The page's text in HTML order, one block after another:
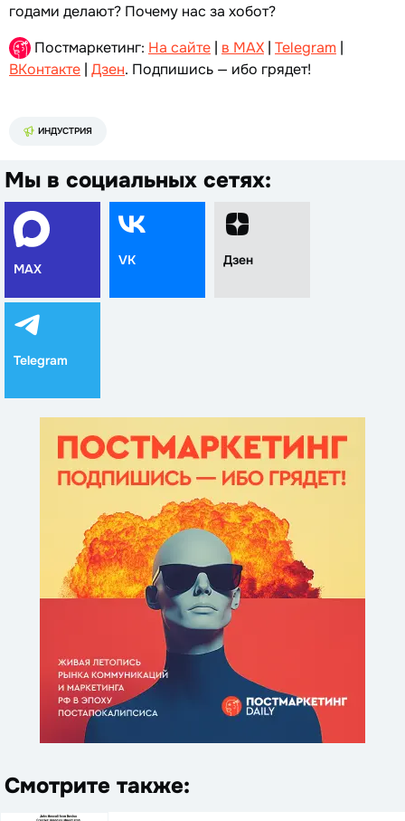
годами делают? Почему нас за хобот?
Постмаркетинг: На сайте | в MAX | Telegram |
ВКонтакте | Дзен. Подпишись — ибо грядет!
ИНДУСТРИЯ
Мы в социальных сетях:
MAX
VK Дзен
Telegram
Смотрите также: